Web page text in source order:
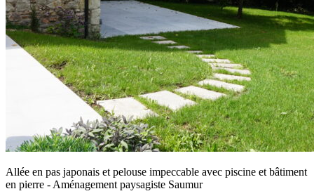
Allée en pas japonais et pelouse impeccable avec piscine et bâtiment
en pierre - Aménagement paysagiste Saumur